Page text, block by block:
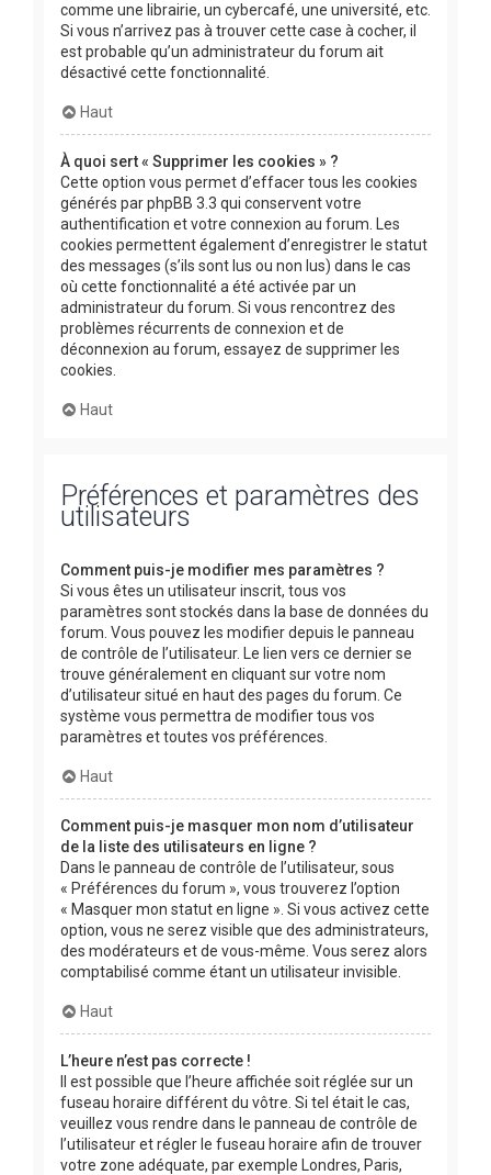
comme une librairie, un cybercafé, une université, etc.
Si vous n’arrivez pas à trouver cette case à cocher, il
est probable qu’un administrateur du forum ait
désactivé cette fonctionnalité.
Haut
À quoi sert « Supprimer les cookies » ?
Cette option vous permet d’effacer tous les cookies
générés par phpBB 3.3 qui conservent votre
authentification et votre connexion au forum. Les
cookies permettent également d’enregistrer le statut
des messages (s’ils sont lus ou non lus) dans le cas
où cette fonctionnalité a été activée par un
administrateur du forum. Si vous rencontrez des
problèmes récurrents de connexion et de
déconnexion au forum, essayez de supprimer les
cookies.
Haut
Préférences et paramètres des
utilisateurs
Comment puis-je modifier mes paramètres ?
Si vous êtes un utilisateur inscrit, tous vos
paramètres sont stockés dans la base de données du
forum. Vous pouvez les modifier depuis le panneau
de contrôle de l’utilisateur. Le lien vers ce dernier se
trouve généralement en cliquant sur votre nom
d’utilisateur situé en haut des pages du forum. Ce
système vous permettra de modifier tous vos
paramètres et toutes vos préférences.
Haut
Comment puis-je masquer mon nom d’utilisateur
de la liste des utilisateurs en ligne ?
Dans le panneau de contrôle de l’utilisateur, sous
« Préférences du forum », vous trouverez l’option
« Masquer mon statut en ligne ». Si vous activez cette
option, vous ne serez visible que des administrateurs,
des modérateurs et de vous-même. Vous serez alors
comptabilisé comme étant un utilisateur invisible.
Haut
L’heure n’est pas correcte !
Il est possible que l’heure affichée soit réglée sur un
fuseau horaire différent du vôtre. Si tel était le cas,
veuillez vous rendre dans le panneau de contrôle de
l’utilisateur et régler le fuseau horaire afin de trouver
votre zone adéquate, par exemple Londres, Paris,